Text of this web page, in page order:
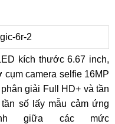
kích thước 6.67 inch,
camera selfie 16MP
giải Full HD+ và tần
số lấy mẫu cảm ứng
giữa các mức